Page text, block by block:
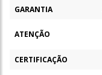
GARANTIA
ATENÇÃO
CERTIFICAÇÃO